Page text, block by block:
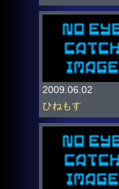
2009.06.02
ひねもす